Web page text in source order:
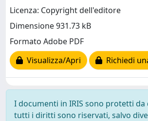
Licenza: Copyright dell'editore
Dimensione 931.73 kB
Formato Adobe PDF
Visualizza/Apri
Richiedi
I documenti in IRIS sono protetti
tutti i diritti sono riservati, salvo